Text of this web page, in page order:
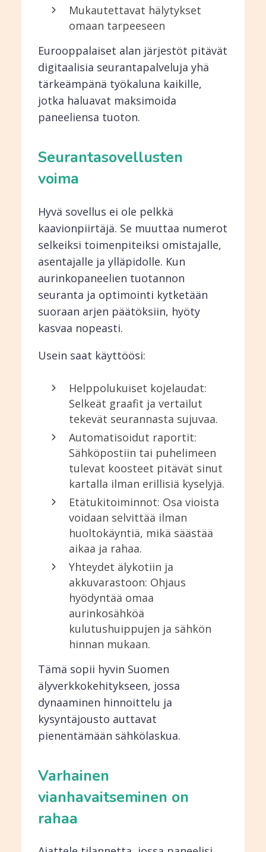
Mukautettavat hälytykset
omaan tarpeeseen
Eurooppalaiset alan järjestöt pitävät
digitaalisia seurantapalveluja yhä
tärkeämpänä työkaluna kaikille,
jotka haluavat maksimoida
paneeliensa tuoton.
Seurantasovellusten
voima
Hyvä sovellus ei ole pelkkä
kaavionpiirtäjä. Se muuttaa numerot
selkeiksi toimenpiteiksi omistajalle,
asentajalle ja ylläpidolle. Kun
aurinkopaneelien tuotannon
seuranta ja optimointi kytketään
suoraan arjen päätöksiin, hyöty
kasvaa nopeasti.
Usein saat käyttöösi:
Helppolukuiset kojelaudat:
Selkeät graafit ja vertailut
tekevät seurannasta sujuvaa.
Automatisoidut raportit:
Sähköpostiin tai puhelimeen
tulevat koosteet pitävät sinut
kartalla ilman erillisiä kyselyjä.
Etätukitoiminnot: Osa vioista
voidaan selvittää ilman
huoltokäyntiä, mikä säästää
aikaa ja rahaa.
Yhteydet älykotiin ja
akkuvarastoon: Ohjaus
hyödyntää omaa
aurinkosähköä
kulutushuippujen ja sähkön
hinnan mukaan.
Tämä sopii hyvin Suomen
älyverkkokehitykseen, jossa
dynaaminen hinnoittelu ja
kysyntäjousto auttavat
pienentämään sähkölaskua.
Varhainen
vianhavaitseminen on
rahaa